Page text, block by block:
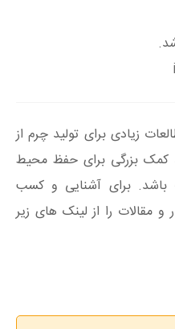
زیادی برای تولید چرم از
کمک بزرگی برای حفظ محیط
برای آشنایی و کسب
و مقالات را از لینک های زیر